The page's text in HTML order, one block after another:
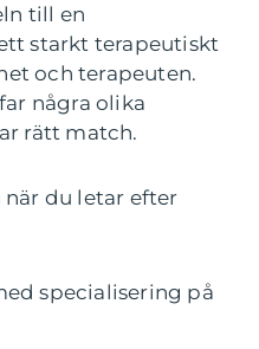
till en
starkt terapeutiskt
och terapeuten.
några olika
rätt match.
när du letar efter
specialisering på